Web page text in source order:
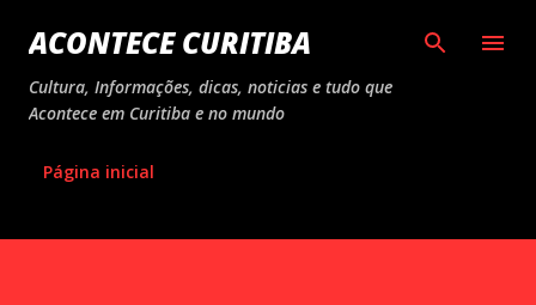
Pular para o conteúdo principal
ACONTECE CURITIBA
Cultura, Informações, dicas, noticias e tudo que
Acontece em Curitiba e no mundo
Página inicial